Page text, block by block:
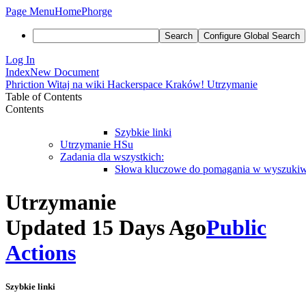
Page MenuHomePhorge
Search Configure Global Search
Log In
IndexNew Document
Phriction Witaj na wiki Hackerspace Kraków! Utrzymanie
Table of Contents
Contents
Szybkie linki
Utrzymanie HSu
Zadania dla wszystkich:
Słowa kluczowe do pomagania w
Utrzymanie
Updated 15 Days AgoPublic
Actions
Szybkie linki